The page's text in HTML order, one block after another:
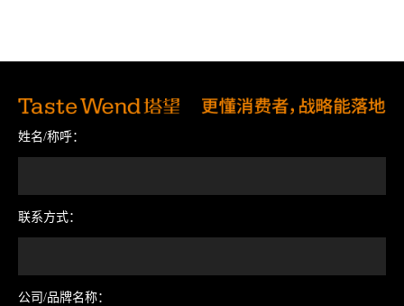
姓名/称呼：
联系方式：
公司/品牌名称：